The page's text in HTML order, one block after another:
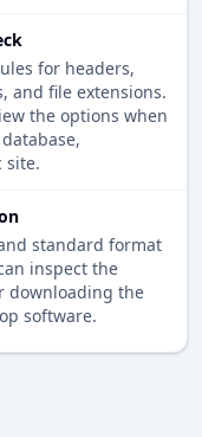
for headers,
and file extensions.
the options when
site.
standard format
inspect the
downloading the
software.